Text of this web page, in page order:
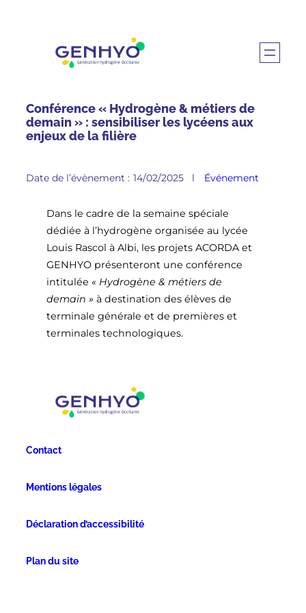
Conférence « Hydrogène & métiers de
demain » : sensibiliser les lycéens aux
enjeux de la filière
Date de l’évènement : 14/02/2025 l Événement
Dans le cadre de la semaine spéciale
dédiée à l’hydrogène organisée au lycée
Louis Rascol à Albi, les projets ACORDA et
GENHYO présenteront une conférence
intitulée « Hydrogène & métiers de
demain » à destination des élèves de
terminale générale et de premières et
terminales technologiques.
Contact
Mentions légales
Déclaration d’accessibilité
Plan du site